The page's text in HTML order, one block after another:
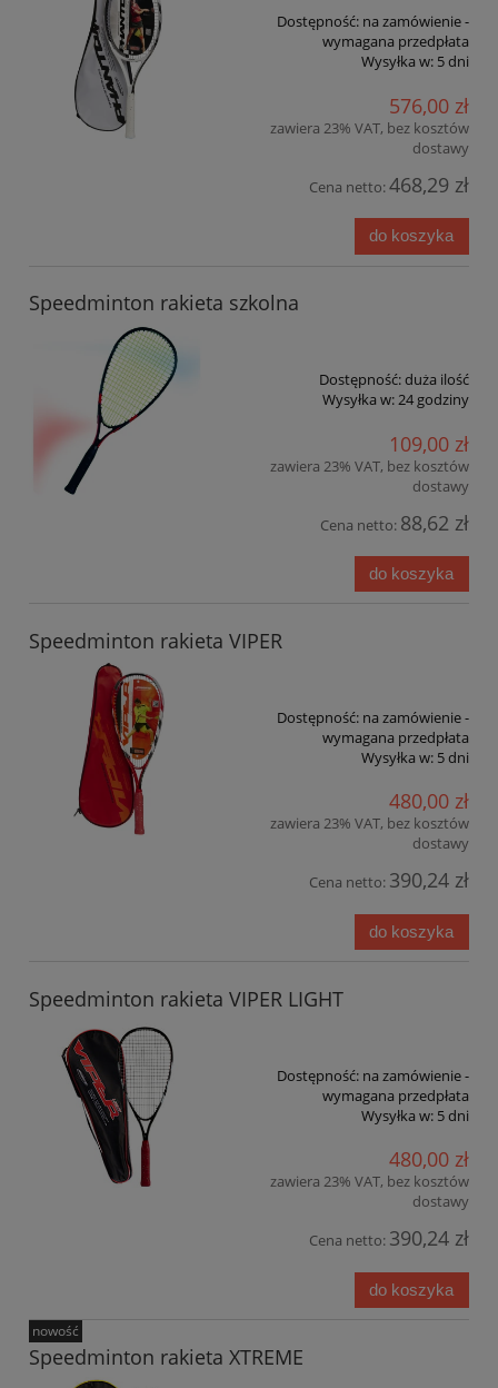
Dostępność: na zamówienie -
wymagana przedpłata
Wysyłka w: 5 dni
576,00 zł
zawiera 23% VAT, bez kosztów
dostawy
Cena netto:468,29 zł
do koszyka
Speedminton rakieta szkolna
Dostępność:duża ilość
Wysyłka w:24 godziny
109,00 zł
zawiera 23% VAT, bez kosztów
dostawy
Cena netto: 88,62 zł
do koszyka
Speedminton rakieta VIPER
Dostępność: na zamówienie -
wymagana przedpłata
Wysyłka w: 5 dni
480,00 zł
zawiera 23% VAT, bez kosztów
dostawy
Cena netto: 390,24 zł
do koszyka
Speedminton rakieta VIPER LIGHT
Dostępność: na zamówienie -
wymagana przedpłata
Wysyłka w: 5 dni
480,00 zł
zawiera 23% VAT, bez kosztów
dostawy
Cena netto: 390,24 zł
do koszyka
Speedminton rakieta XTREME
nowość